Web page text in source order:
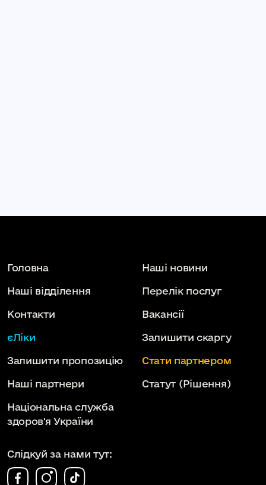
Головна Наші новини
Наші відділення Перелік послуг
Контакти Вакансії
єЛіки Залишити скаргу
Залишити пропозицію Стати партнером
Наші партнери Статут (Рішення)
Національна служба
здоров'я України
Слідкуй за нами тут: